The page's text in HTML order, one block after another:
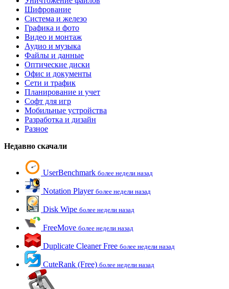
Шифрование
Система и железо
Графика и фото
Видео и монтаж
Аудио и музыка
Файлы и данные
Оптические диски
Офис и документы
Сети и трафик
Планирование и учет
Софт для игр
Мобильные устройства
Разработка и дизайн
Разное
Недавно скачали
UserBenchmark более недели назад
Notation Player более недели назад
Disk Wipe более недели назад
FreeMove более недели назад
Duplicate Cleaner Free более недели назад
CuteRank (Free) более недели назад